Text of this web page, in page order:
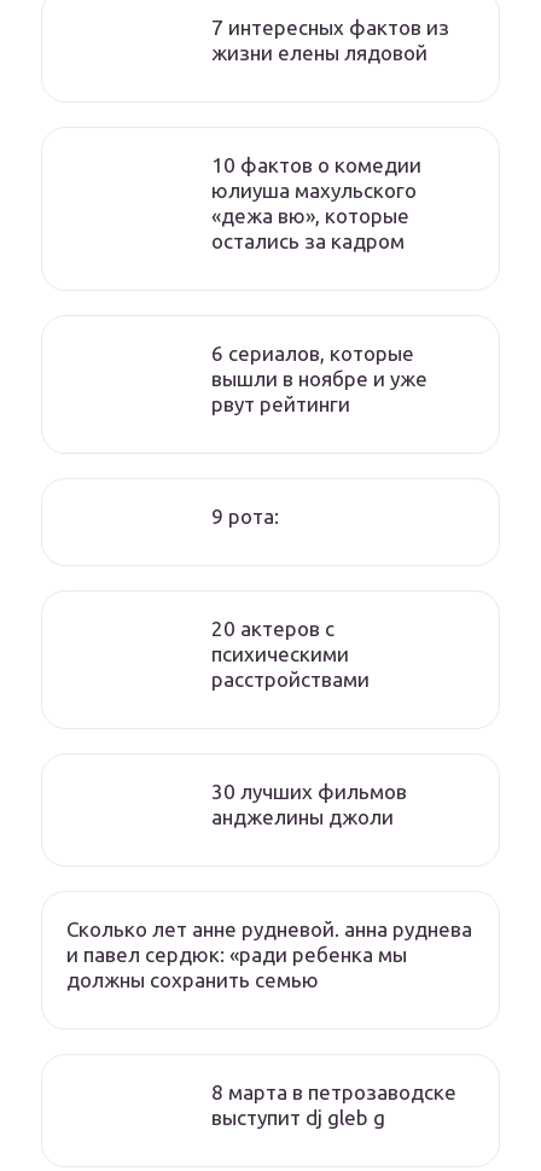
7 интересных фактов из
жизни елены лядовой
10 фактов о комедии
юлиуша махульского
«дежа вю», которые
остались за кадром
6 сериалов, которые
вышли в ноябре и уже
рвут рейтинги
9 рота:
20 актеров с
психическими
расстройствами
30 лучших фильмов
анджелины джоли
Сколько лет анне рудневой. анна руднева
и павел сердюк: «ради ребенка мы
должны сохранить семью
8 марта в петрозаводске
выступит dj gleb g